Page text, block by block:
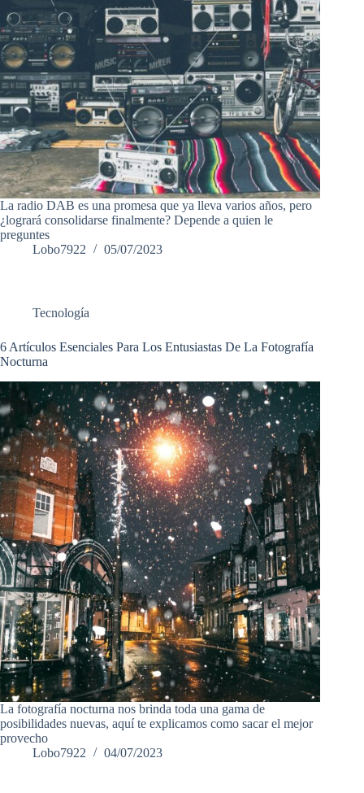
La radio DAB es una promesa que ya lleva varios años, pero
¿logrará consolidarse finalmente? Depende a quien le
preguntes
Lobo7922
05/07/2023
Tecnología
6 Artículos Esenciales Para Los Entusiastas De La Fotografía
Nocturna
La fotografía nocturna nos brinda toda una gama de
posibilidades nuevas, aquí te explicamos como sacar el mejor
provecho
Lobo7922
04/07/2023